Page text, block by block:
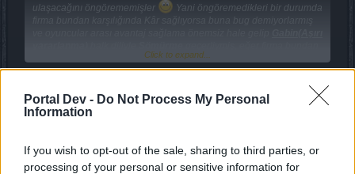
Portal Dev - Do Not Process My Personal
Information
If you wish to opt-out of the sale, sharing to third parties, or
processing of your personal or sensitive information for
ulaşacağını öngörememişler
Yani öngöremedikleri bir durumda
Kâr sağlamıyorsa yani bir çıkarı yoksa bu bug olarak
değerlendiriliyor, oyuncular arası avantaj sağlama hakkı korunuyor
https://board-de.drakensang.com/threads/spaehrenscherben-
İlgili açıklamayı buradan bulabilirsiniz ve bu konun üzerinde de
durmayacakları kesin, bizlerinde üzerinde durmasının anlamı yok.
Click to expand...